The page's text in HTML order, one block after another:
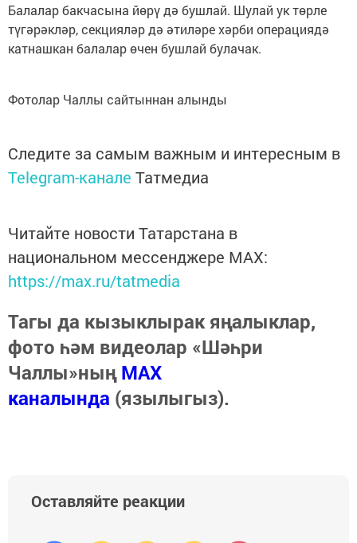
Балалар бакчасына йөрү дә бушлай. Шулай ук төрле
түгәрәкләр, секцияләр дә әтиләре хәрби операциядә
катнашкан балалар өчен бушлай булачак.
Фотолар Чаллы сайтыннан алынды
Следите за самым важным и интересным в
Telegram-канале Татмедиа
Читайте новости Татарстана в
национальном мессенджере MАХ:
https://max.ru/tatmedia
Тагы да кызыклырак яңалыклар,
фото һәм видеолар «Шәһри
Чаллы»ныңMAX
каналында (язылыгыз).
Оставляйте реакции